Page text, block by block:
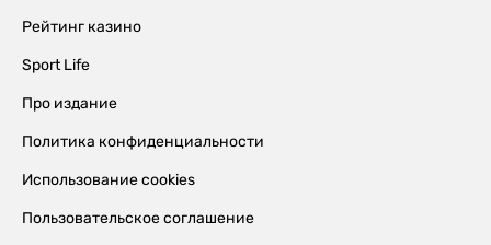
Рейтинг казино
Sport Life
Про издание
Политика конфиденциальности
Использование cookies
Пользовательское соглашение